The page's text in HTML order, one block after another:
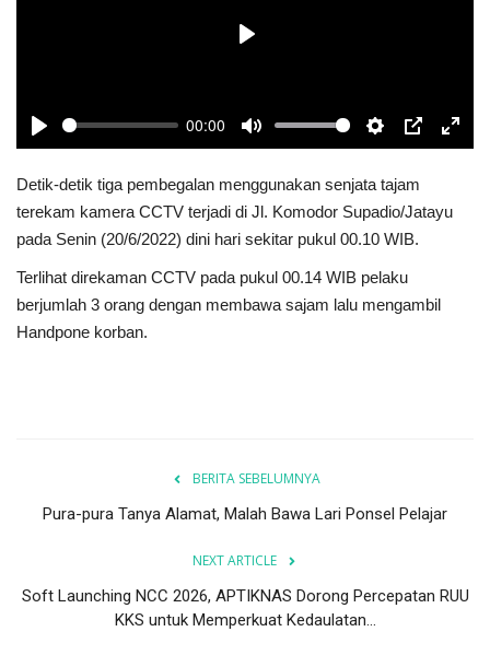
Cybers Event
UMKM & Ekonomi Kreatif
Pekerja Migran Indonesia
Ekonomi
Kesehatan
Play
00:00
Mute
Settings
PIP
Enter
Detik-detik tiga pembegalan menggunakan senjata tajam
terekam kamera CCTV terjadi di Jl. Komodor Supadio/Jatayu
pada Senin (20/6/2022) dini hari sekitar pukul 00.10 WIB.
Terlihat direkaman CCTV pada pukul 00.14 WIB pelaku
berjumlah 3 orang dengan membawa sajam lalu mengambil
Handpone korban.
BERITA SEBELUMNYA
Pura-pura Tanya Alamat, Malah Bawa Lari Ponsel Pelajar
NEXT ARTICLE
Soft Launching NCC 2026, APTIKNAS Dorong Percepatan RUU
KKS untuk Memperkuat Kedaulatan...